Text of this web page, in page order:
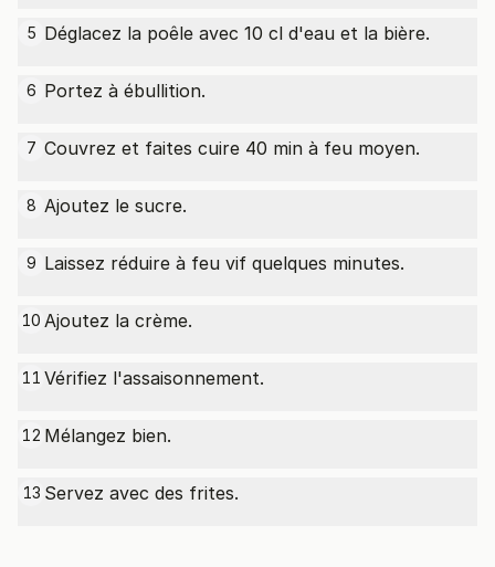
5 Déglacez la poêle avec 10 cl d'eau et la bière.
6 Portez à ébullition.
7 Couvrez et faites cuire 40 min à feu moyen.
8 Ajoutez le sucre.
9 Laissez réduire à feu vif quelques minutes.
10 Ajoutez la crème.
11 Vérifiez l'assaisonnement.
12 Mélangez bien.
13 Servez avec des frites.